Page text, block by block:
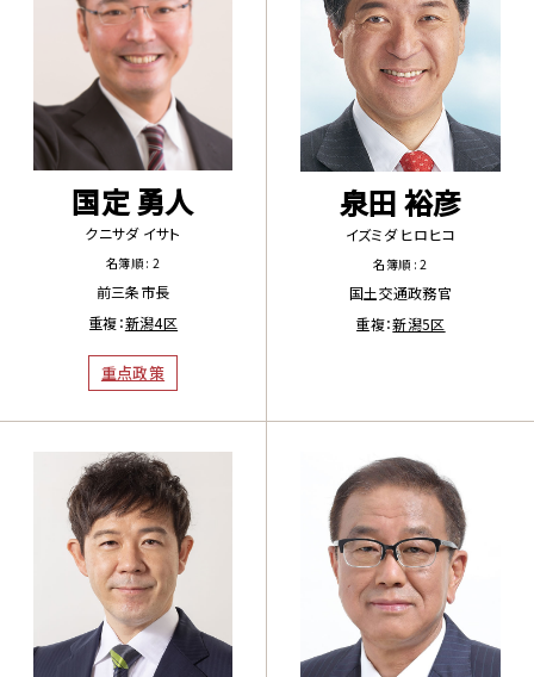
国定 勇人
クニサダ イサト
名簿順 : 2
前三条市長
重複：新潟4区
重点政策
泉田 裕彦
イズミダ ヒロヒコ
名簿順 : 2
国土交通政務官
重複：新潟5区